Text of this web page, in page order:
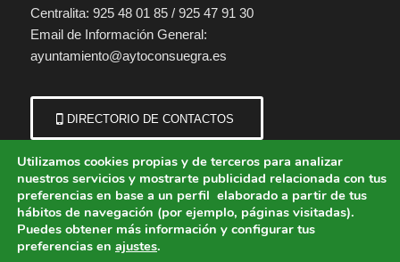
Centralita: 925 48 01 85 / 925 47 91 30
Email de Información General:
ayuntamiento@aytoconsuegra.es
DIRECTORIO DE CONTACTOS
© Copyright - Ayuntamiento de Consuegra (Toledo) | Portal municipal.
Utilizamos cookies propias y de terceros para analizar
nuestros servicios y mostrarte publicidad relacionada con tus
preferencias en base a un perfil elaborado a partir de tus
hábitos de navegación (por ejemplo, páginas visitadas).
Puedes obtener más información y configurar tus
preferencias en ajustes.